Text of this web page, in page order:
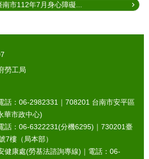
南市112年7月身心障礙...
勞工局
話：06-2982331｜ 708201 台南市安平區
華市政中心)
話：06-6322231(分機6295)｜ 730201臺
7樓（局本部）
健康處(勞基法諮詢專線)｜電話：06-